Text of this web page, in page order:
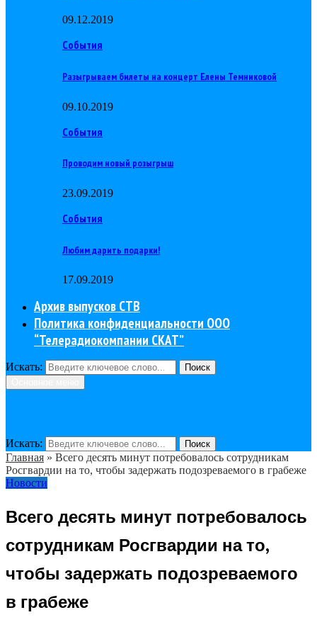
09.12.2019
События
Разыгрываем билеты на концерт Елены Темниковой
09.10.2019
События
Проводим новый розыгрыш
23.09.2019
События
Любим дарить подарки!
17.09.2019
Архив выпусков СТВ
Политика конфиденциальности ООО
“Телерадиокомпании СКАТ”
Искать:
Поиск
Искать: Поиск
Главная » Всего десять минут потребовалось сотрудникам
Росгвардии на то, чтобы задержать подозреваемого в грабеже
Новости
Всего десять минут потребовалось
сотрудникам Росгвардии на то,
чтобы задержать подозреваемого
в грабеже